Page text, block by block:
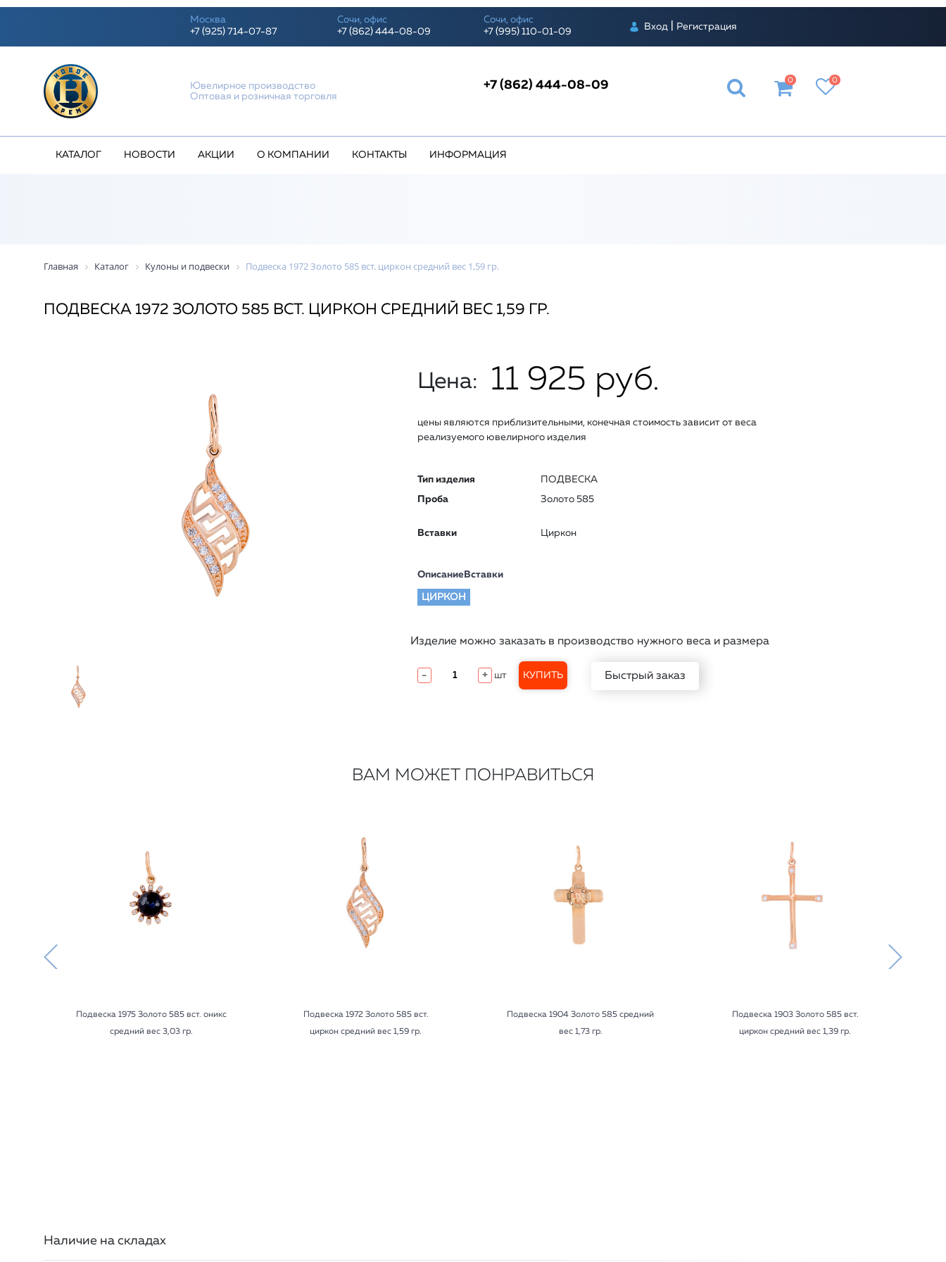
Москва
+7 (925) 714-07-87
Сочи, офис
+7 (862) 444-08-09
Сочи, офис
+7 (995) 110-01-09
Вход Регистрация
Ювелирное производство
Оптовая и розничная торговля
+7 (862) 444-08-09
КАТАЛОГ НОВОСТИ АКЦИИ О КОМПАНИИ КОНТАКТЫ ИНФОРМАЦИЯ
Главная Каталог Кулоны и подвески Подвеска 1972 Золото 585 вст. циркон средний вес 1,59 гр.
ПОДВЕСКА 1972 ЗОЛОТО 585 ВСТ. ЦИРКОН СРЕДНИЙ ВЕС 1,59 ГР.
Цена: 11 925 руб.
цены являются приблизительными, конечная стоимость зависит от веса
реализуемого ювелирного изделия
Тип изделия
ПОДВЕСКА
Проба
Золото 585
Вставки Циркон
ОписаниеВставки
ЦИРКОН
Изделие можно заказать в производство нужного веса и размера
- + шт КУПИТЬ Быстрый заказ
ВАМ МОЖЕТ ПОНРАВИТЬСЯ
Подвеска 1975 Золото 585 вст. оникс
средний вес 3,03 гр.
Подвеска 1972 Золото 585 вст.
циркон средний вес 1,59 гр.
Подвеска 1904 Золото 585 средний
вес 1,73 гр.
Подвеска 1903 Золото 585 вст.
циркон средний вес 1,39 гр.
Наличие на складах